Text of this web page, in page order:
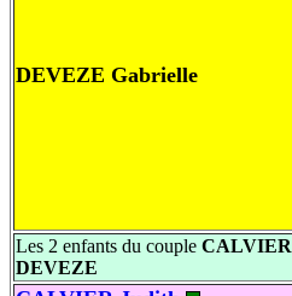
DEVEZE Gabrielle
Les 2 enfants du couple
DEVEZE